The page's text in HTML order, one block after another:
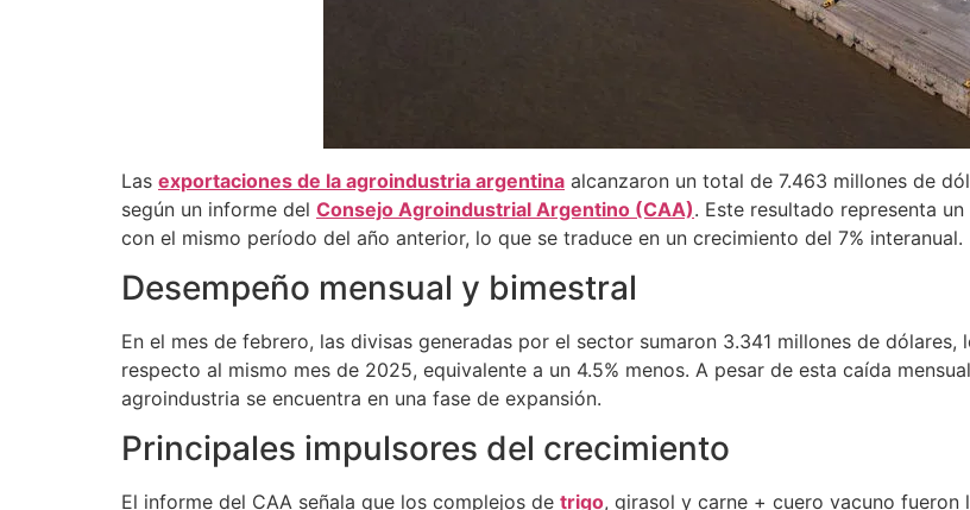
Las exportaciones de la agroindustria argentina alcanzaron un total de 7.463 millones de
según un informe del Consejo Agroindustrial Argentino (CAA). Este resultado representa
con el mismo período del año anterior, lo que se traduce en un crecimiento del 7% interanual.
Desempeño mensual y bimestral
En el mes de febrero, las divisas generadas por el sector sumaron 3.341 millones de
respecto al mismo mes de 2025, equivalente a un 4.5% menos. A pesar de esta caída
agroindustria se encuentra en una fase de expansión.
Principales impulsores del crecimiento
El informe del CAA señala que los complejos de trigo, girasol y carne + cuero vacuno